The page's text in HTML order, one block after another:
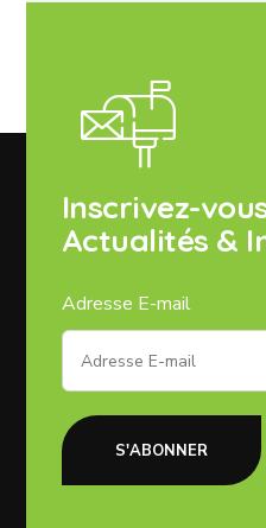
Inscrivez-
Actualités &
Adresse E-mail
S'ABONNER